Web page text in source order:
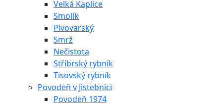
Velká Kaplice
Smolík
Pivovarský
Smrž
Nečistota
Stříbrský rybník
Tisovský rybník
Povodeň v Jistebnici
Povodeň 1974